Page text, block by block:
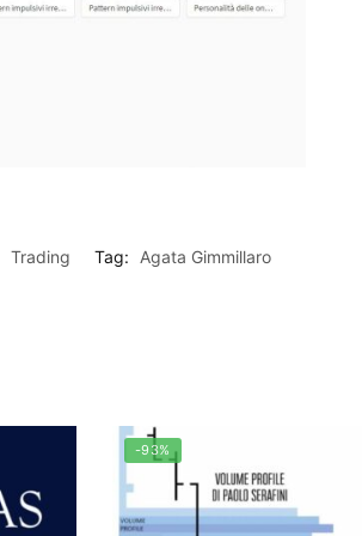
Trading Tag: Agata Gimmillaro
-93%